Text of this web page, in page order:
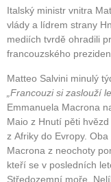
Italský ministr vnitra
vlády a lídrem strany
mediích tvrdě ohradili
francouzského
Matteo Salvini minulý
„Francouzi si zaslouží
Emmanuela Macrona
Maio z Hnutí pěti
z Afriky do Evropy.
Macrona z neochoty
kteří se v posledních
Středozemní moře.